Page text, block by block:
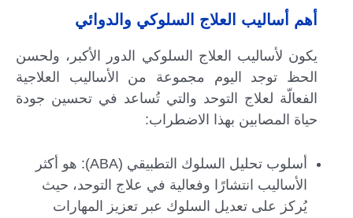
أهم أساليب العلاج السلوكي والدوائي
يكون لأساليب العلاج السلوكي الدور الأكبر، ولحسن
الحظ توجد اليوم مجموعة من الأساليب العلاجية
الفعالّة لعلاج التوحد والتي تُساعد في تحسين جودة
حياة المصابين بهذا الاضطراب:
أسلوب تحليل السلوك التطبيقي (ABA): هو أكثر
الأساليب انتشارًا وفعالية في علاج التوحد، حيث
يُركز على تعديل السلوك عبر تعزيز المهارات